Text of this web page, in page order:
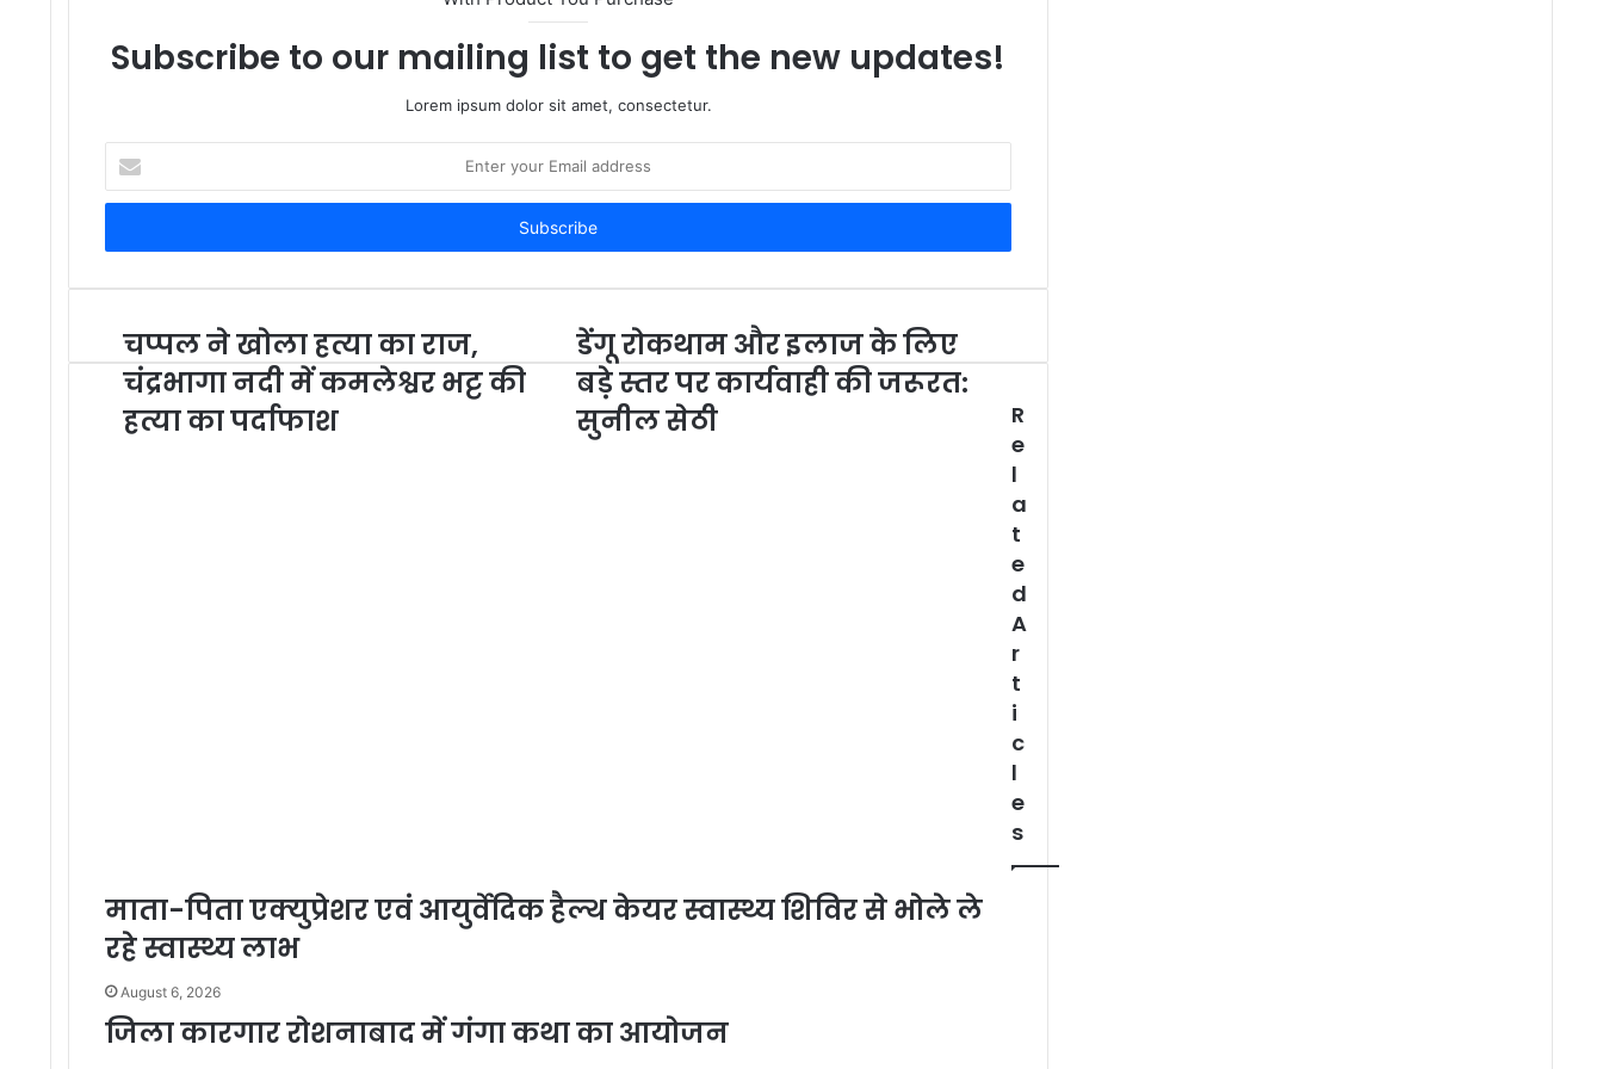
Subscribe to our mailing list to get the new updates!
Lorem ipsum dolor sit amet, consectetur.
your
Email
चप्पल ने खोला हत्या का राज,
चंद्रभागा नदी में कमलेश्वर भट्ट की
हत्या का पर्दाफाश
डेंगू रोकथाम और इलाज के लिए
बड़े स्तर पर कार्यवाही की जरूरत:
सुनील सेठी
R
e
l
a
t
e
d
A
r
t
i
c
l
e
s
माता-पिता एक्युप्रेशर एवं आयुर्वेदिक हैल्थ केयर स्वास्थ्य शिविर से भोले ले
रहे स्वास्थ्य लाभ
August 6, 2026
जिला कारगार रोशनाबाद में गंगा कथा का आयोजन